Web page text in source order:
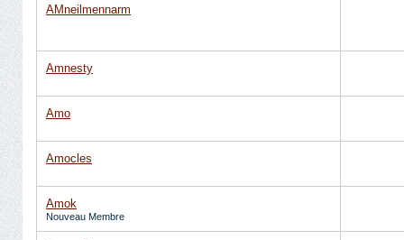
AMneilmennarm
Amnesty
Amo
Amocles
Amok
Nouveau Membre